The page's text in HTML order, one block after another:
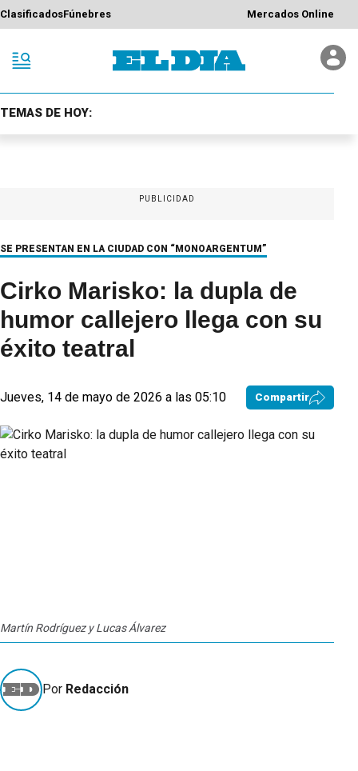
ClasificadosFúnebres Mercados Online
TEMAS DE HOY:
PUBLICIDAD
SE PRESENTAN EN LA CIUDAD CON “MONOARGENTUM”
Cirko Marisko: la dupla de
humor callejero llega con su
éxito teatral
Jueves, 14 de mayo de 2026 a las 05:10 Compartir
Martín Rodríguez y Lucas Álvarez
Por Redacción